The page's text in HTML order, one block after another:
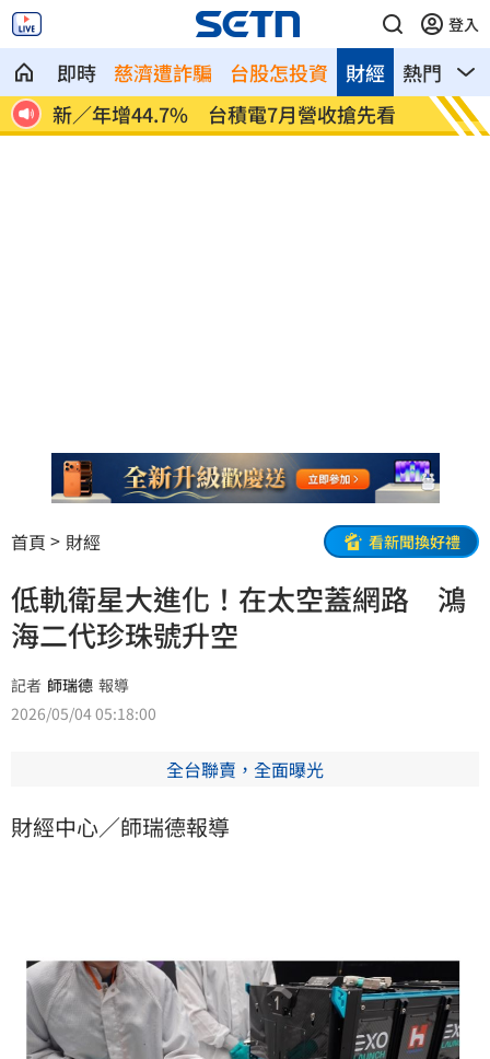
登入
即時 慈濟遭詐騙 台股怎投資 熱門 影
財經
未
新／年增44.7% 台積電7月營收搶先看
1國
99%
首頁 財經 看新聞換好禮
低軌衛星大進化！在太空蓋網路 鴻
海二代珍珠號升空
記者 師瑞德 報導
2026/05/04 05:18:00
全台聯賣，全面曝光
財經中心／師瑞德報導